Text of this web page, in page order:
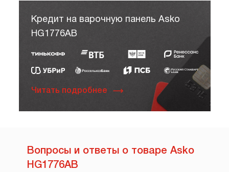
Кредит на варочную панель Asko
HG1776AB
Читать подробнее
Вопросы и ответы о товаре Asko
HG1776AB